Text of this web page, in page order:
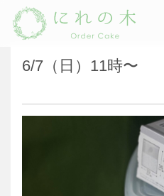
Main Navigation
6/7（日）11時〜